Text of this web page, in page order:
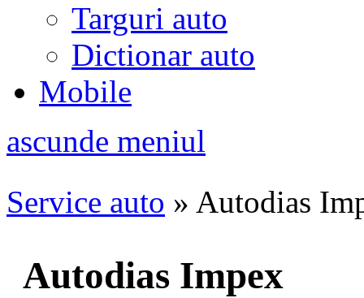
Targuri auto
Dictionar auto
Mobile
ascunde meniul
Service auto » Autodias
Autodias Impex